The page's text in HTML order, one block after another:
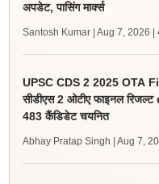
अपडेट, पासिंग मार्क्स
Santosh Kumar | Aug 7, 2026
UPSC CDS 2 2025 OTA
सीडीएस 2 ओटीए फाइनल
483 कैंडिडेट चयनित
Abhay Pratap Singh | Aug 7,